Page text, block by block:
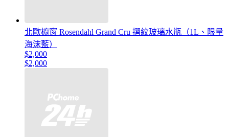
北歐櫥窗 Rosendahl Grand Cru 摺紋玻璃水瓶（1L、限量
海沫藍）
$2,000
$2,000